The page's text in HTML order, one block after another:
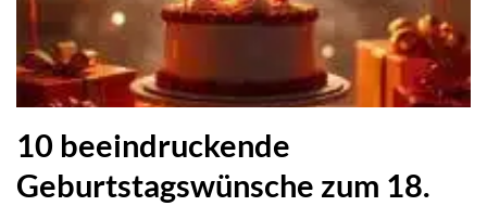
10 beeindruckende
Geburtstagswünsche zum 18.